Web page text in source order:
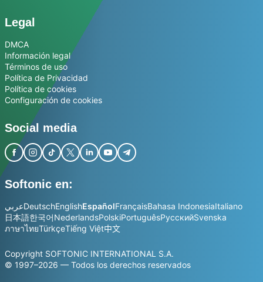
Legal
DMCA
Información legal
Términos de uso
Política de Privacidad
Política de cookies
Configuración de cookies
Social media
Softonic en:
عربيDeutschEnglishEspañolFrançaisBahasa IndonesiaItaliano
日本語한국어NederlandsPolskiPortuguêsРусскийSvenska
ภาษาไทยTürkçeTiếng Việt中文
Copyright SOFTONIC INTERNATIONAL S.A.
© 1997–2026 — Todos los derechos reservados